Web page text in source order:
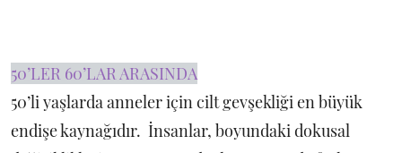
50’LER 60’LAR ARASINDA
50’li yaşlarda anneler için cilt gevşekliği en büyük
endişe kaynağıdır. İnsanlar, boyundaki dokusal